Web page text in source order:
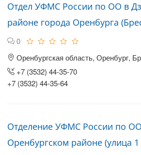
Отдел УФМС России по ОО в
районе города Оренбурга
0
Оренбургская область, Оренбург,
+7 (3532) 44-35-70
+7 (3532) 44‑35-64
Отделение УФМС России по
Оренбургском районе (улица